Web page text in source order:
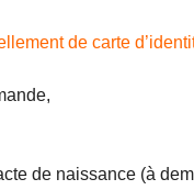
de carte
de naissance (à